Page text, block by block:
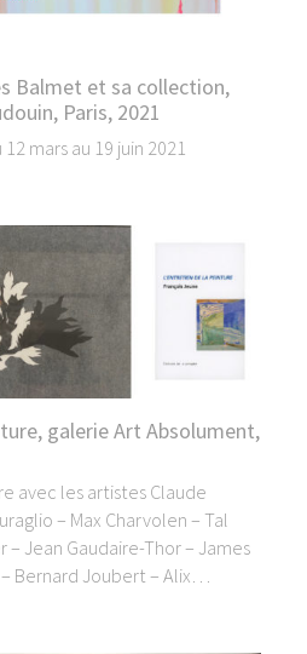
Balmet et sa collection,
Paris, 2021
mars au 19 juin 2021
galerie Art Absolument,
avec les artistes Claude
– Max Charvolen – Tal
– Jean Gaudaire-Thor – James
Bernard Joubert – Alix…